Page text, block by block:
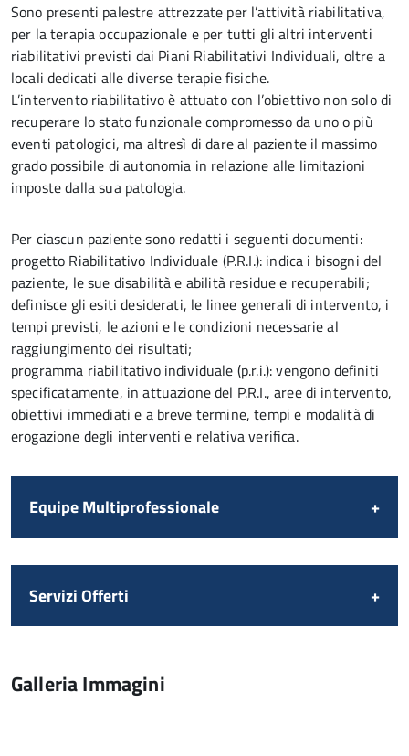
Sono presenti palestre attrezzate per l’attività riabilitativa,
per la terapia occupazionale e per tutti gli altri interventi
riabilitativi previsti dai Piani Riabilitativi Individuali, oltre a
locali dedicati alle diverse terapie fisiche.
L’intervento riabilitativo è attuato con l’obiettivo non solo di
recuperare lo stato funzionale compromesso da uno o più
eventi patologici, ma altresì di dare al paziente il massimo
grado possibile di autonomia in relazione alle limitazioni
imposte dalla sua patologia.
Per ciascun paziente sono redatti i seguenti documenti:
progetto Riabilitativo Individuale (P.R.I.): indica i bisogni del
paziente, le sue disabilità e abilità residue e recuperabili;
definisce gli esiti desiderati, le linee generali di intervento, i
tempi previsti, le azioni e le condizioni necessarie al
raggiungimento dei risultati;
programma riabilitativo individuale (p.r.i.): vengono definiti
specificatamente, in attuazione del P.R.I., aree di intervento,
obiettivi immediati e a breve termine, tempi e modalità di
erogazione degli interventi e relativa verifica.
Equipe Multiprofessionale
Servizi Offerti
Galleria Immagini